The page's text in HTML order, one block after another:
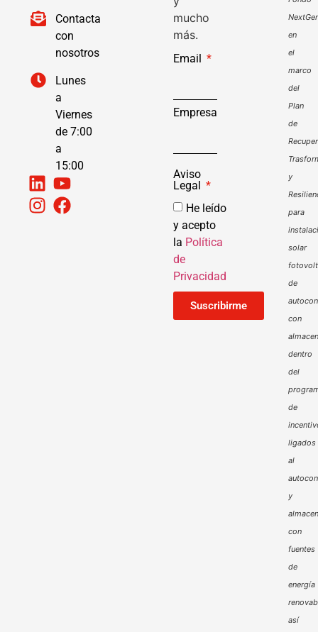
Contacta
con
nosotros
Lunes
a
Viernes
de 7:00
a
15:00
mucho
más.
Email
Empresa
Aviso
Legal
He leído
y acepto
la Política
de
Privacidad
Suscribirme
en
el
marco
del
Plan
de
y
para
solar
de
con
dentro
del
de
ligados
al
y
con
fuentes
de
energía
así